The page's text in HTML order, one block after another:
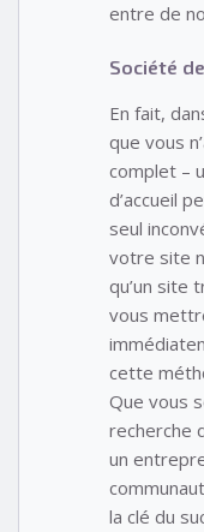
entre de
Société
En fait,
que vous
complet –
d’accueil
seul
votre site
qu’un site
vous
cette
Que vous
recherche
un
la clé du